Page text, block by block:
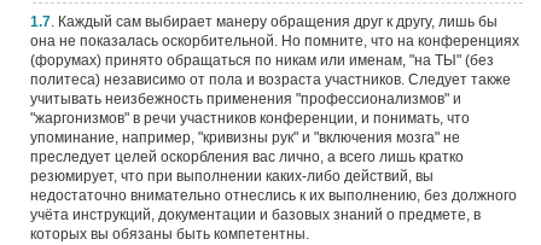
1.7. Каждый сам выбирает манеру обращения друг к другу, лишь бы
она не показалась оскорбительной. Но помните, что на конференциях
(форумах) принято обращаться по никам или именам, "на ТЫ" (без
политеса) независимо от пола и возраста участников. Следует также
учитывать неизбежность применения "профессионализмов" и
"жаргонизмов" в речи участников конференции, и понимать, что
упоминание, например, "кривизны рук" и "включения мозга" не
преследует целей оскорбления вас лично, а всего лишь кратко
резюмирует, что при выполнении каких-либо действий, вы
недостаточно внимательно отнеслись к их выполнению, без должного
учёта инструкций, документации и базовых знаний о предмете, в
которых вы обязаны быть компетентны.